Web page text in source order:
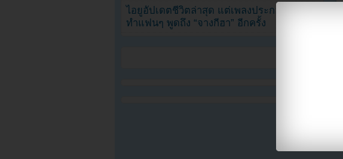
ไอยูอัปเดตชีวิตล่าสุด แต่เพลงประกอบโพสต์
ทำแฟนๆ พูดถึง “จางกีฮา” อีกครั้ง